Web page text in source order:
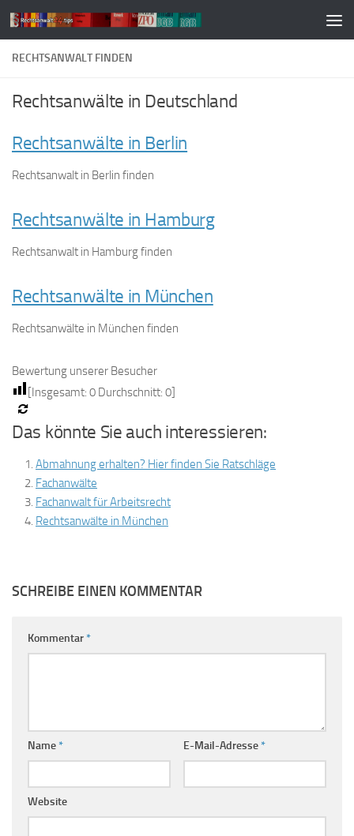
Zum Inhalt springen
RECHTSANWALT FINDEN
Rechtsanwälte in Deutschland
Rechtsanwälte in Berlin
Rechtsanwalt in Berlin finden
Rechtsanwälte in Hamburg
Rechtsanwalt in Hamburg finden
Rechtsanwälte in München
Rechtsanwälte in München finden
Bewertung unserer Besucher
[Insgesamt: 0 Durchschnitt: 0]
Das könnte Sie auch interessieren:
Abmahnung erhalten? Hier finden Sie Ratschläge
Fachanwälte
Fachanwalt für Arbeitsrecht
Rechtsanwälte in München
SCHREIBE EINEN KOMMENTAR
Kommentar*
Name* E-Mail-Adresse*
Website